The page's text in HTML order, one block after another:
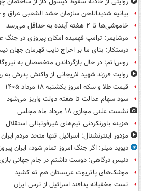
بیانیه شدیداللحن سازمان حشد الشعبی عراق و
خاموشی‌ها تا ۲ هفته آینده به حداقل می‌رسد
مرشایمر: ترامپ فهمیده امکان پیروزی در جنگ
درستکار: بنای ما بر اخراج نایب قهرمان جهان
روس‌اتم: در حال بازگرداندن متخصصان به
روایت فرزند شهید لاریجانی از واکنش پدرش
قیمت طلا و سکه امروز یکشنبه ۱۸ مرداد ۱۴۰۵
سود سهام عدالت تا هفته دولت واریز می‌شود
نشست علنی مجازی ۱۸ مرداد ماه مجلس
هزینه باورنکردنی تیم‌های غیرفوتبالی استقلال
مزدور اینترنشنال: اسرائیل تنها متحد مردم
دیوید میلر: اگر جنگ امروز تمام شود، ایران
دنیس درگاهی: دوست داشتم در جام جهانی
موشک‌های پاتریوت عربستان هم ته‌ کشید
تست مخفیانه پدافند اسرائیل از ترس ایران